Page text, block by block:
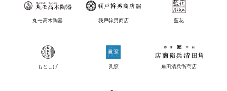
丸モ高木陶器 我戸幹男商店 藍花
もとしげ 眞窯 角田清兵衛商店